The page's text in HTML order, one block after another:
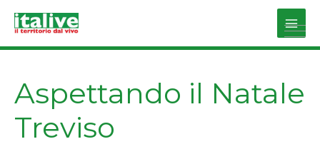
Main
Aspettando il Natale
Treviso